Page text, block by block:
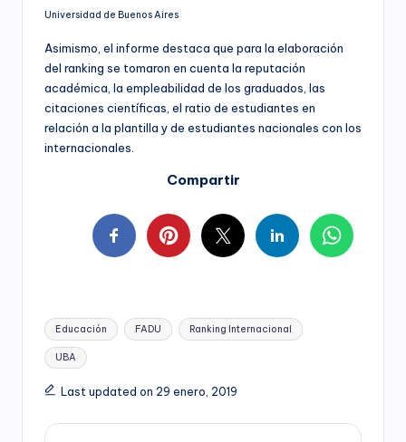
Universidad de Buenos Aires
Asimismo, el informe destaca que para la elaboración
del ranking se tomaron en cuenta la reputación
académica, la empleabilidad de los graduados, las
citaciones científicas, el ratio de estudiantes en
relación a la plantilla y de estudiantes nacionales con los
internacionales.
Compartir
Tags:
Educación FADU Ranking Internacional
UBA
Last updated on 29 enero, 2019